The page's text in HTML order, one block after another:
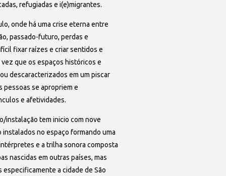
refugiadas e i(e)migrantes.
onde há uma crise eterna entre
passado-futuro, perdas e
fixar raízes e criar sentidos e
que os espaços históricos e
descaracterizados em um piscar
pessoas se apropriem e
e afetividades.
instalação tem inicio com nove
no espaço formando uma
e a trilha sonora composta
nascidas em outras países, mas
especificamente a cidade de São